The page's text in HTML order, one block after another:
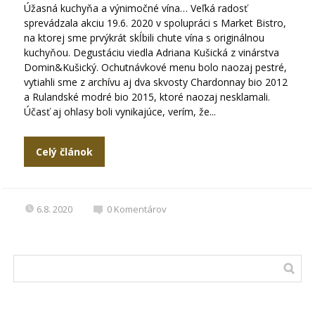
Úžasná kuchyňa a výnimočné vína… Veľká radosť
sprevádzala akciu 19.6. 2020 v spolupráci s Market Bistro,
na ktorej sme prvýkrát skĺbili chute vína s originálnou
kuchyňou. Degustáciu viedla Adriana Kušická z vinárstva
Domin&Kušický. Ochutnávkové menu bolo naozaj pestré,
vytiahli sme z archívu aj dva skvosty Chardonnay bio 2012
a Rulandské modré bio 2015, ktoré naozaj nesklamali.
Účasť aj ohlasy boli vynikajúce, verím, že...
Celý článok
6.8. 2020 0 Komentárov